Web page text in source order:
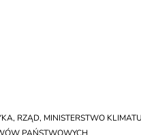
, RZĄD, MINISTERSTWO